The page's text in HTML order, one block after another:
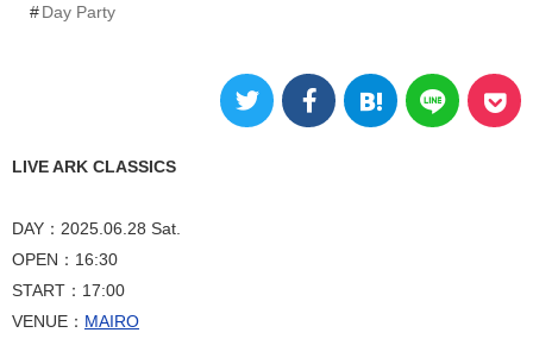
Day Party
LIVE ARK CLASSICS
DAY：2025.06.28 Sat.
OPEN：16:30
START：17:00
VENUE： MAIRO